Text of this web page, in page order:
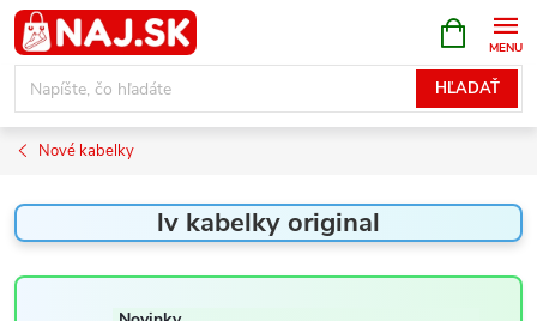
Prejsť
na
obsah
HĽADAŤ
KOŠÍK
Nové kabelky
lv kabelky original